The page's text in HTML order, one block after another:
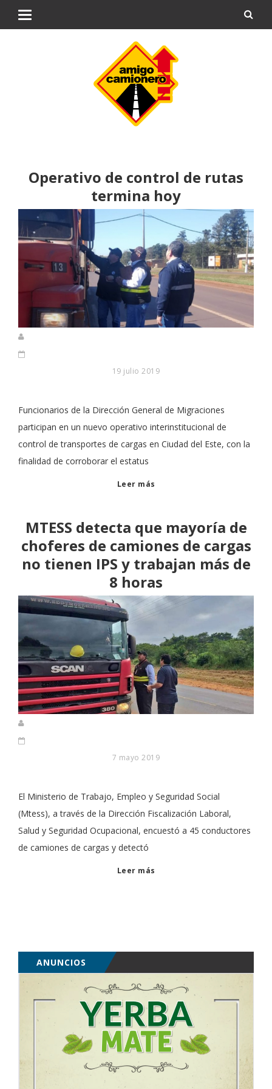
Operativo de control de rutas
termina hoy
19 julio 2019
Funcionarios de la Dirección General de Migraciones
participan en un nuevo operativo interinstitucional de
control de transportes de cargas en Ciudad del Este, con la
finalidad de corroborar el estatus
Leer más
MTESS detecta que mayoría de
choferes de camiones de cargas
no tienen IPS y trabajan más de
8 horas
7 mayo 2019
El Ministerio de Trabajo, Empleo y Seguridad Social
(Mtess), a través de la Dirección Fiscalización Laboral,
Salud y Seguridad Ocupacional, encuestó a 45 conductores
de camiones de cargas y detectó
Leer más
ANUNCIOS